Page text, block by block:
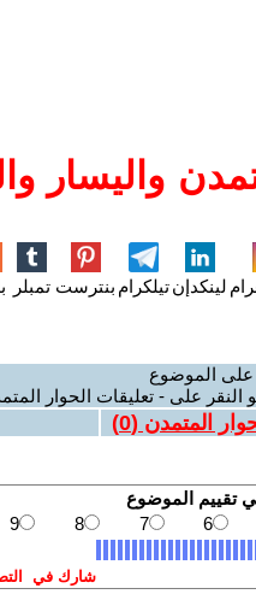
واليسار
لينكدإنتيلكرام بنترست تمبلر
على الموضوع
النقر على - تعليقات الحوار
المتمدن (0
)